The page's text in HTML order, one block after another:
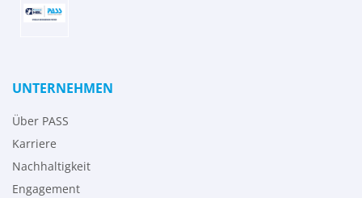
UNTERNEHMEN
Über PASS
Karriere
Nachhaltigkeit
Engagement